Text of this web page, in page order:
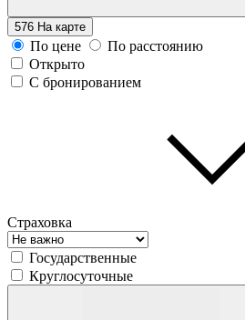
576 На карте
По цене
По расстоянию
Открыто
С бронированием
Страховка
Государственные
Круглосуточные